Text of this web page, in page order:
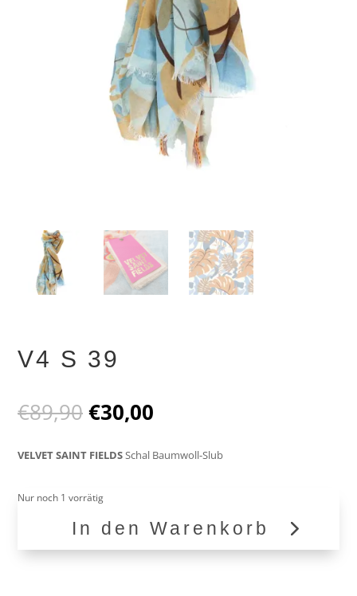
V4 S 39
€89,90Ursprünglicher
Preis
war:
€89,90
€30,00
ist:
€30,00.
VELVET SAINT FIELDSSchal Baumwoll-Slub
Nur noch 1 vorrätig
In den Warenkorb